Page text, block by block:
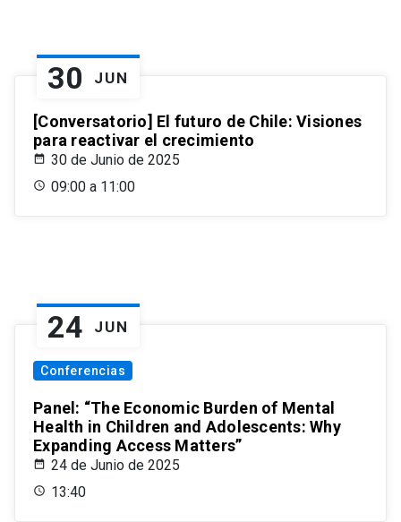
30 JUN
[Conversatorio] El futuro de Chile: Visiones
para reactivar el crecimiento
30 de Junio de 2025
09:00 a 11:00
24 JUN
Conferencias
Panel: “The Economic Burden of Mental
Health in Children and Adolescents: Why
Expanding Access Matters”
24 de Junio de 2025
13:40